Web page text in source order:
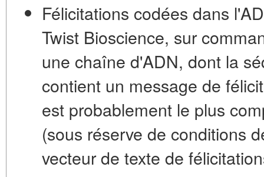
Félicitations codées dans
Twist Bioscience, sur
une chaîne d'ADN, dont la
contient un message de
est probablement le plus
(sous réserve de conditions
vecteur de texte de